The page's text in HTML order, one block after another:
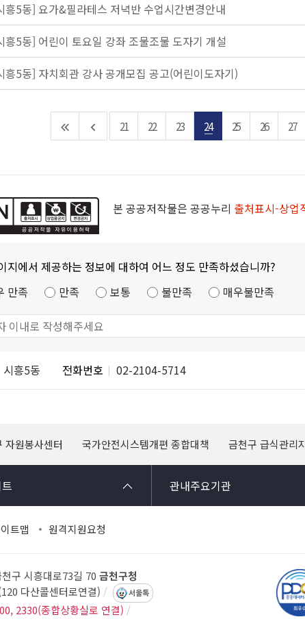
흥5동] 요가&필라테스 저녁반 수업시간변경안내
흥5동] 어린이 토요일 강좌 조물조물 도자기 개설
흥5동] 자치회관 강사 공개모집 공고(어린이도자기)
21 22 23 24 25 26 27
본 공공저작물은 공공누리 출처표시-상업
지에서 제공하는 정보에 대하여 어느 정도 만족하셨습니까?
만족
만족 보통 불만족 매우불만족
시흥5동 전화번호 02-2104-5714
자원봉사센터 국가안전시스템개편 종합대책 금천구 급식관리
관내주요기관
트맵 원격지원요청
구 시흥대로73길 70 금천구청
다산콜센터로연결) 서울톡
2330(종합상황실로 연결)